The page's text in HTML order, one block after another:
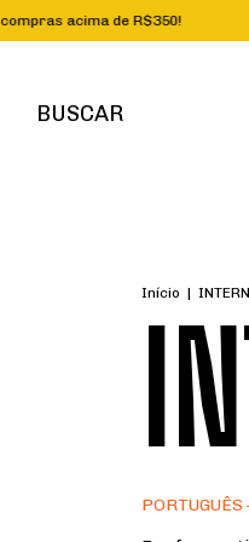
acima de R$350!
BUSCAR
Início |